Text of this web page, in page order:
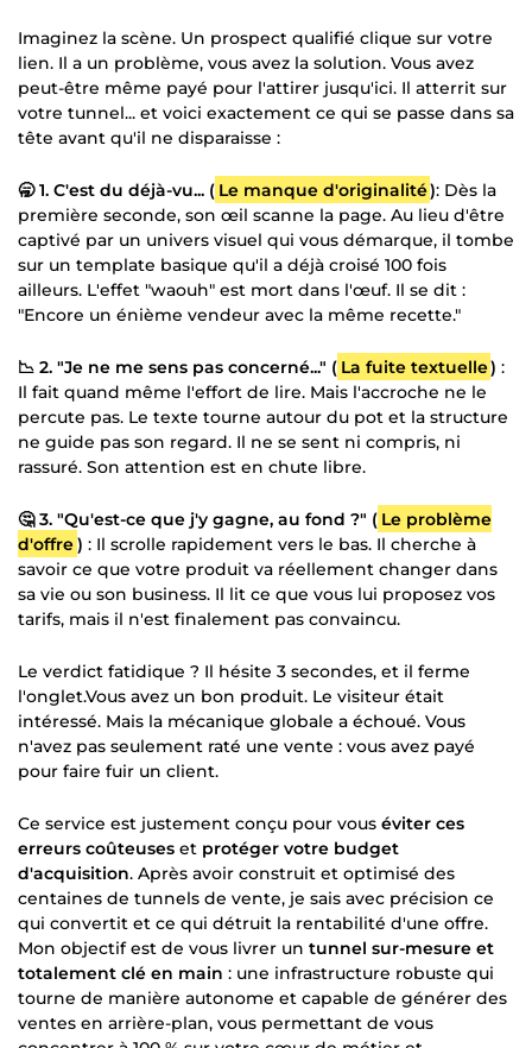
Imaginez la scène. Un prospect qualifié clique sur votre
lien. Il a un problème, vous avez la solution. Vous avez
peut-être même payé pour l'attirer jusqu'ici. Il atterrit sur
votre tunnel... et voici exactement ce qui se passe dans sa
tête avant qu'il ne disparaisse :
🥱 1. C'est du déjà-vu... ( Le manque d'originalité): Dès la
première seconde, son œil scanne la page. Au lieu d'être
captivé par un univers visuel qui vous démarque, il tombe
sur un template basique qu'il a déjà croisé 100 fois
ailleurs. L'effet "waouh" est mort dans l'œuf. Il se dit :
"Encore un énième vendeur avec la même recette."
📉 2. "Je ne me sens pas concerné..." ( La fuite textuelle) :
Il fait quand même l'effort de lire. Mais l'accroche ne le
percute pas. Le texte tourne autour du pot et la structure
ne guide pas son regard. Il ne se sent ni compris, ni
rassuré. Son attention est en chute libre.
🤔 3. "Qu'est-ce que j'y gagne, au fond ?" ( Le problème
d'offre) : Il scrolle rapidement vers le bas. Il cherche à
savoir ce que votre produit va réellement changer dans
sa vie ou son business. Il lit ce que vous lui proposez vos
tarifs, mais il n'est finalement pas convaincu.
Le verdict fatidique ? Il hésite 3 secondes, et il ferme
l'onglet.Vous avez un bon produit. Le visiteur était
intéressé. Mais la mécanique globale a échoué. Vous
n'avez pas seulement raté une vente : vous avez payé
pour faire fuir un client.
Ce service est justement conçu pour vous éviter ces
erreurs coûteuses et protéger votre budget
d'acquisition. Après avoir construit et optimisé des
centaines de tunnels de vente, je sais avec précision ce
qui convertit et ce qui détruit la rentabilité d'une offre.
Mon objectif est de vous livrer un tunnel sur-mesure et
totalement clé en main : une infrastructure robuste qui
tourne de manière autonome et capable de générer des
ventes en arrière-plan, vous permettant de vous